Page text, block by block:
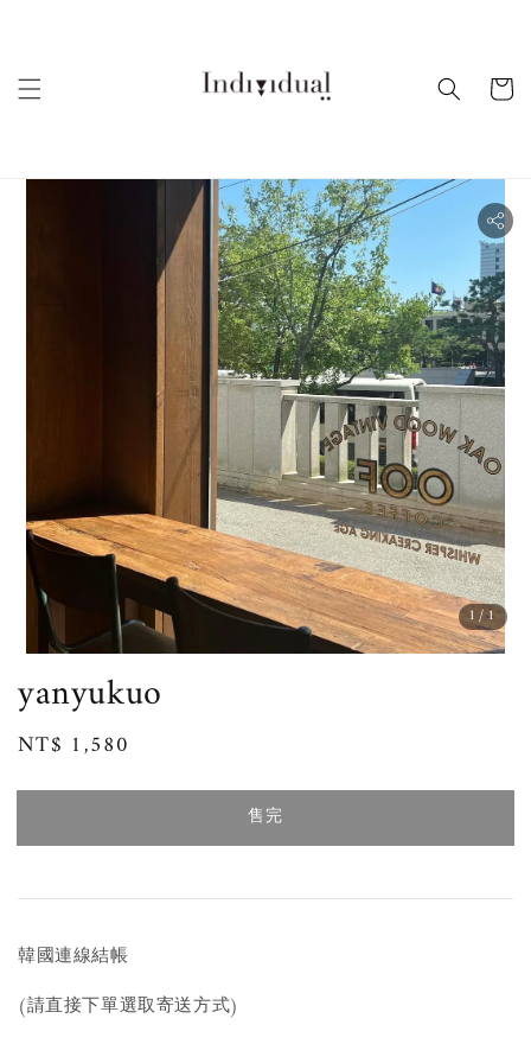
1/1
yanyukuo
Regular
NT$ 1,580
售完
韓國連線結帳
(請直接下單選取寄送方式)